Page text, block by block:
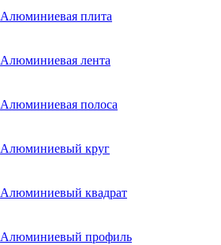
Алюминиевая плита
Алюминиевая лента
Алюминиевая полоса
Алюминиевый круг
Алюминиевый квадрат
Алюминиевый профиль